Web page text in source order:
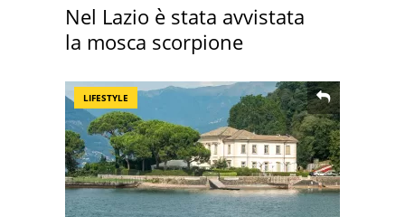
Nel Lazio è stata avvistata
la mosca scorpione
LIFESTYLE